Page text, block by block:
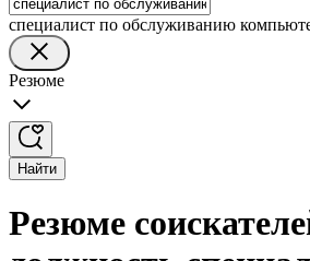
специалист по обслуживанию
Резюме
Найти
Резюме